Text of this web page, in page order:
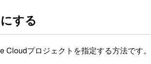
する
プロジェクトを指定する方法です。